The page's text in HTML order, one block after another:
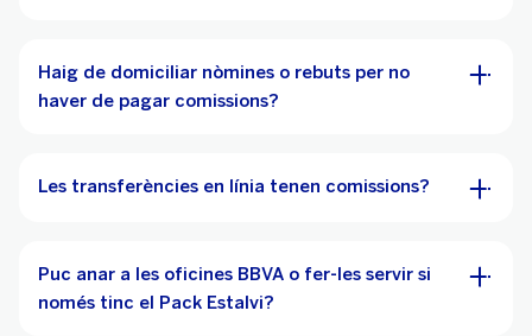
Haig de domiciliar nòmines o rebuts per no
haver de pagar comissions?
Les transferències en línia tenen comissions?
Puc anar a les oficines BBVA o fer-les servir si
només tinc el Pack Estalvi?